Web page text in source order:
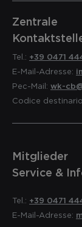
Zentrale
Tel.: +39 0471
E-Mail-Adresse:
Pec-Mail: wk-
Codice
Mitglieder
Service &
Tel.: +39 0471
E-Mail-Adresse: